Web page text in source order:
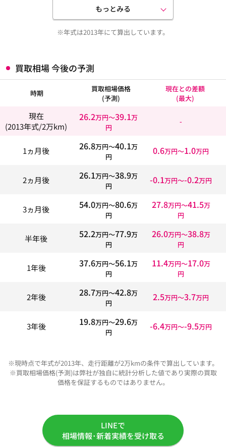
もっとみる
※年式は2013年にて算出しています。
買取相場 今後の予測
時期
買取相場価格
(予測)
現在との差額
(最大)
現在
(2013年式/2万km)
26.2万円〜39.1万
円
-
1ヵ月後 26.8万円〜40.1万
円
0.6万円〜1.0万円
2ヵ月後 26.1万円〜38.9万
円
-0.1万円〜-0.2万円
3ヵ月後 54.0万円〜80.6万
円
27.8万円〜41.5万
円
半年後 52.2万円〜77.9万
円
26.0万円〜38.8万
円
1年後 37.6万円〜56.1万
円
11.4万円〜17.0万
円
2年後 28.7万円〜42.8万
円
2.5万円〜3.7万円
3年後 19.8万円〜29.6万
円
-6.4万円〜-9.5万円
※現時点で年式が2013年、走行距離が2万kmの条件で算出しています。
※買取相場価格(予測)は弊社が独自に統計分析した値であり実際の買取
価格を保証するものではありません。
LINEで
相場情報･新着実績を受け取る